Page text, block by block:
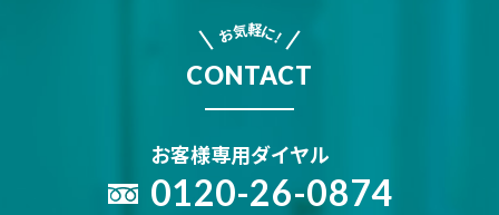
お気軽に
!
CONTACT
お客様専用ダイヤル
0120-26-0874